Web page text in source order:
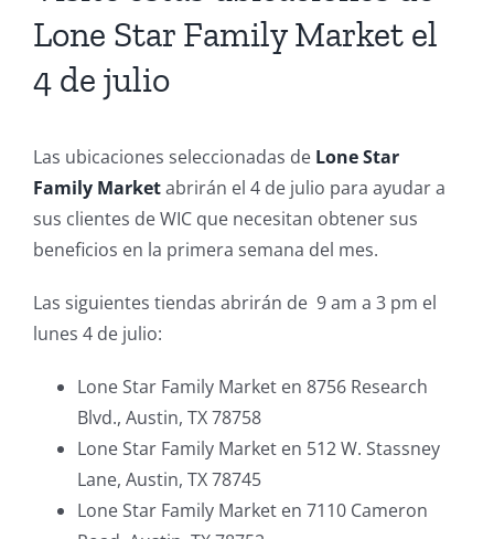
Lone Star Family Market el
4 de julio
Las ubicaciones seleccionadas de Lone Star
Family Marketabrirán el 4 de julio para ayudar a
sus clientes de WIC que necesitan obtener sus
beneficios en la primera semana del mes.
Las siguientes tiendas abrirán de 9 am a 3 pm el
lunes 4 de julio:
Lone Star Family Market en 8756 Research
Blvd., Austin, TX 78758
Lone Star Family Market en 512 W. Stassney
Lane, Austin, TX 78745
Lone Star Family Market en 7110 Cameron